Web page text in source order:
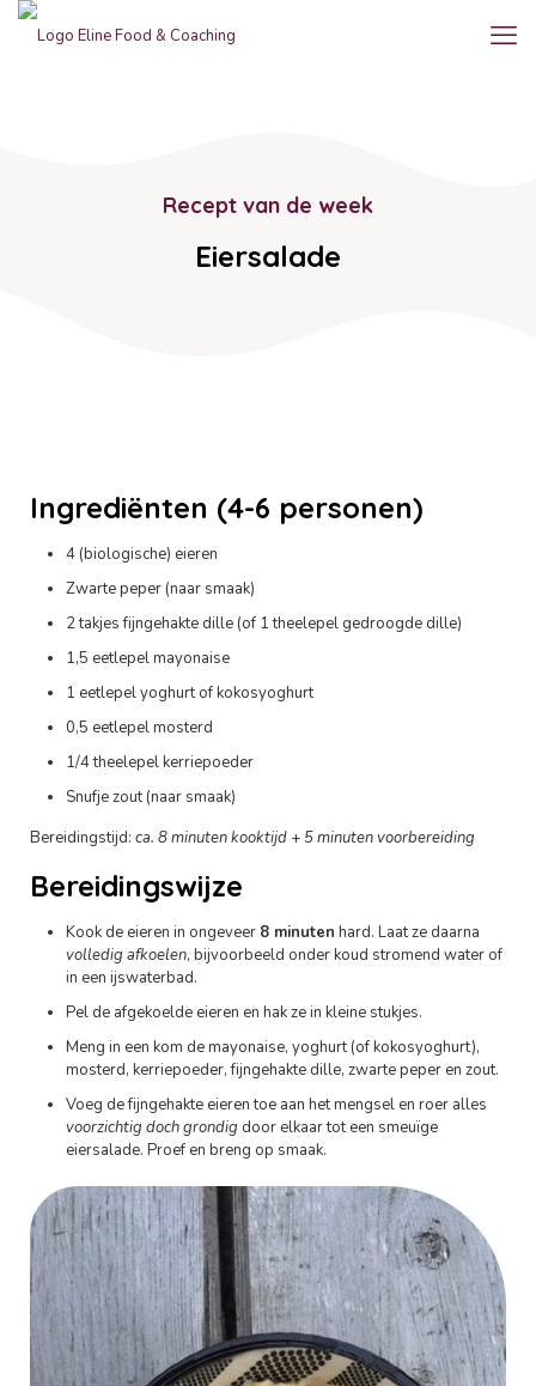
Recept van de week
Eiersalade
Ingrediënten (4-6 personen)
4 (biologische) eieren
Zwarte peper (naar smaak)
2 takjes fijngehakte dille (of 1 theelepel gedroogde dille)
1,5 eetlepel mayonaise
1 eetlepel yoghurt of kokosyoghurt
0,5 eetlepel mosterd
1/4 theelepel kerriepoeder
Snufje zout (naar smaak)
Bereidingstijd: ca. 8 minuten kooktijd + 5 minuten voorbereiding
Bereidingswijze
Kook de eieren in ongeveer 8 minuten hard. Laat ze daarna
volledig afkoelen, bijvoorbeeld onder koud stromend water of
in een ijswaterbad.
Pel de afgekoelde eieren en hak ze in kleine stukjes.
Meng in een kom de mayonaise, yoghurt (of kokosyoghurt),
mosterd, kerriepoeder, fijngehakte dille, zwarte peper en zout.
Voeg de fijngehakte eieren toe aan het mengsel en roer alles
voorzichtig doch grondig door elkaar tot een smeuïge
eiersalade. Proef en breng op smaak.